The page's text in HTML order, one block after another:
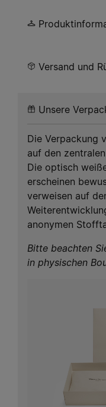
entspannt aber
Funktionalität
Versand und
Unsere
Die Verpackung
auf den
Die optisch
erscheinen
verweisen auf
anonymen
Bitte beachten
in physischen